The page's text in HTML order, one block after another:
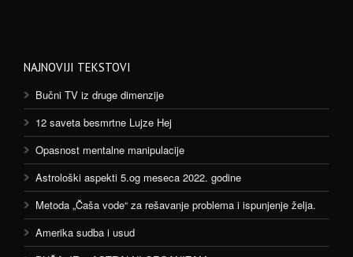
NAJNOVIJI TEKSTOVI
Bučni TV iz druge dimenzije
12 saveta besmrtne Lujze Hej
Opasnost mentalne manipulacije
Astrološki aspekti 5.og meseca 2022. godine
Metoda „Čaša vode“ za rešavanje problema i ispunjenje želja.
Amerika sudba i usud